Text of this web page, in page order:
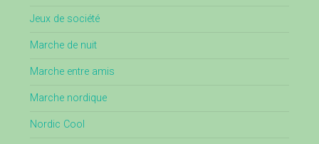
Jeux de société
Marche de nuit
Marche entre amis
Marche nordique
Nordic Cool